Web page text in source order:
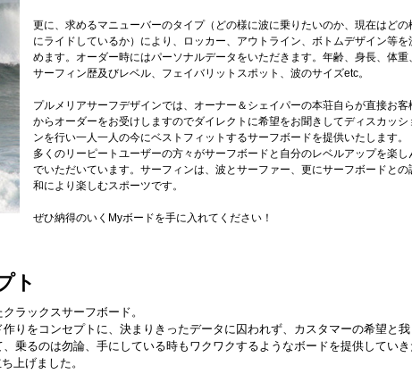
更に、求めるマニューバーのタイプ（どの様に波に乗りたいのか、現在はどの
にライドしているか）により、ロッカー、アウトライン、ボトムデザイン等を
めます。オーダー時にはパーソナルデータをいただきます。年齢、身長、体重、
サーフィン歴及びレベル、フェイバリットスポット、波のサイズetc。
プルメリアサーフデザインでは、オーナー＆シェイパーの本荘自らが直接お客
からオーダーをお受けしますのでダイレクトに希望をお聞きしてディスカッシ
ンを行い一人一人の今にベストフィットするサーフボードを提供いたします。
多くのリーピートユーザーの方々がサーフボードと自分のレベルアップを楽し
でいただいています。サーフィンは、波とサーファー、更にサーフボードとの
和により楽しむスポーツです。
ぜひ納得のいくMyボードを手に入れてください！
ト
ラックスサーフボード。
りをコンセプトに、決まりきったデータに囚われず、カスタマーの希望と我
乗るのは勿論、手にしている時もワクワクするようなボードを提供していき
上げました。